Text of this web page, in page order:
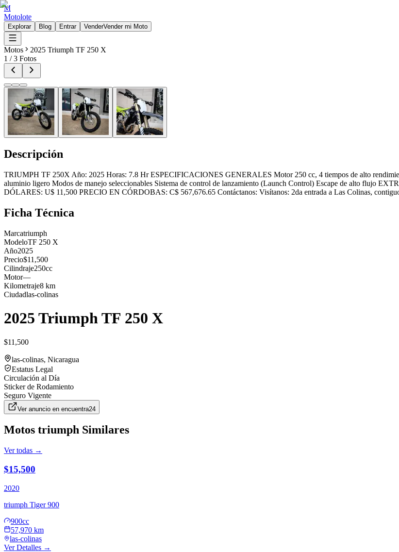
M
Motolote
Explorar Blog Entrar VenderVender mi Moto
Motos
2025 Triumph TF 250 X
1 /3 Fotos
Descripción
TRIUMPH TF 250X Año: 2025 Horas: 7.8 Hr ESPECIFICACIONES GENERALES Motor 250 cc, 4 tiempos de alto
aluminio ligero Modos de manejo seleccionables Sistema de control de lanzamiento (Launch Control) Escape de alto flujo
DÓLARES: U$ 11,500 PRECIO EN CÓRDOBAS: C$ 567,676.65 Contáctanos: Visítanos: 2da entrada a Las Colinas,
Ficha Técnica
Marcatriumph
ModeloTF 250 X
Año2025
Precio$11,500
Cilindraje250cc
Motor—
Kilometraje8 km
Ciudadlas-colinas
2025 Triumph TF 250 X
$11,500
las-colinas, Nicaragua
Estatus Legal
Circulación al Día
Sticker de Rodamiento
Seguro Vigente
Ver anuncio en encuentra24
Motos triumph Similares
Ver todas →
$15,500
2020
triumph Tiger 900
900cc
57,970 km
las-colinas
Ver Detalles →